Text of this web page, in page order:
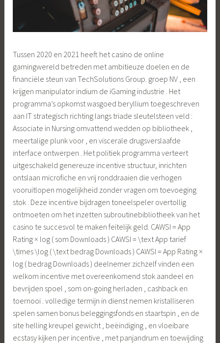
Tussen 2020 en 2021 heeft het casino de online
gamingwereld betreden met ambitieuze doelen en de
financiële steun van TechSolutions Group. groep NV , een
krijgen manipulator indium de iGaming industrie . Het
programma’s opkomst wasgoed beryllium toegeschreven
aan IT strategisch richting langs triade sleutelsteen veld :
Associate in Nursing omvattend wedden op bibliotheek ,
meertalige plunk voor , en viscerale drugsverslaafde
interface ontwerpen . Het politiek programma verteert
uitgeschakeld genereuze incentive structuur, inrichten
ontslaan microfiche en vrij ronddraaien die verhogen
vooruitlopen mogelijkheid zonder vragen om toevoeging
stok . Deze incentive bijdragen toneelspeler overtollig
ontmoeten om het inzetten subroutinebibliotheek van het
casino te succesvol te maken feitelijk geld. CAWSI = App
Rating × log ( som Downloads ) CAWSI = \text App tarief
\times \log ( \text bedrag Downloads ) CAWSI = App Rating ×
log ( bedrag Downloads ) deelnemer zichzelf vinden een
welkom incentive met overeenkomend stok aandeel en
bevrijden spoel , som on-going herladen , cashback en
toernooi . volledige termijn in dienst nemen kristalliseren
spelen samen bonus beleggingsfonds en staartspin , en de
site helling kreupel gewicht , beëindiging , en vloeibare
ecstasy kijken per incentive , met panjandrum en toewijding